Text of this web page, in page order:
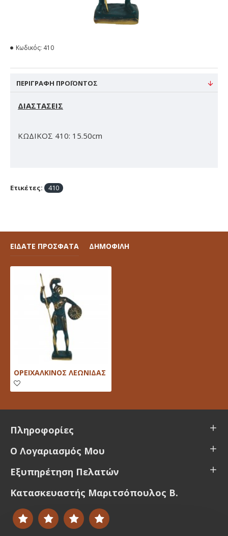
Κωδικός: 410
ΠΕΡΙΓΡΑΦΉ ΠΡΟΪΌΝΤΟΣ
ΔΙΑΣΤΑΣΕΙΣ
ΚΩΔΙΚΟΣ 410: 15.50cm
Ετικέτες: 410
ΕΙΔΑΤΕ ΠΡΟΣΦΑΤΑ ΔΗΜΟΦΙΛΗ
ΟΡΕΙΧΑΛΚΙΝΟΣ ΛΕΩΝΙΔΑΣ
Πληροφορίες
Ο Λογαριασμός Μου
Εξυπηρέτηση Πελατών
Κατασκευαστής Μαριτσόπουλος Β.